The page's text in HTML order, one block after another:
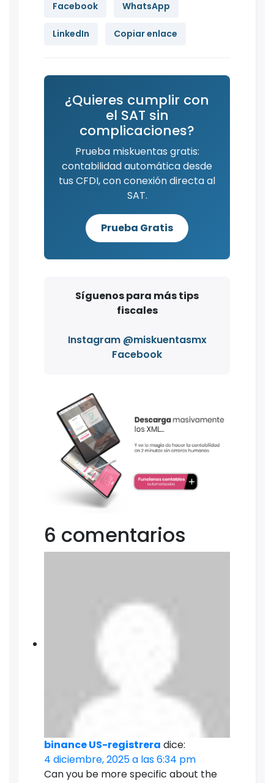
Facebook WhatsApp
LinkedIn Copiar enlace
¿Quieres cumplir con
el SAT sin
complicaciones?
Prueba miskuentas gratis:
contabilidad automática desde
tus CFDI, con conexión directa al
SAT.
Prueba Gratis
Síguenos para más tips
fiscales
Instagram @miskuentasmx
Facebook
6 comentarios
binance US-registrera dice:
4 diciembre, 2025 a las 6:34 pm
Can you be more specific about the